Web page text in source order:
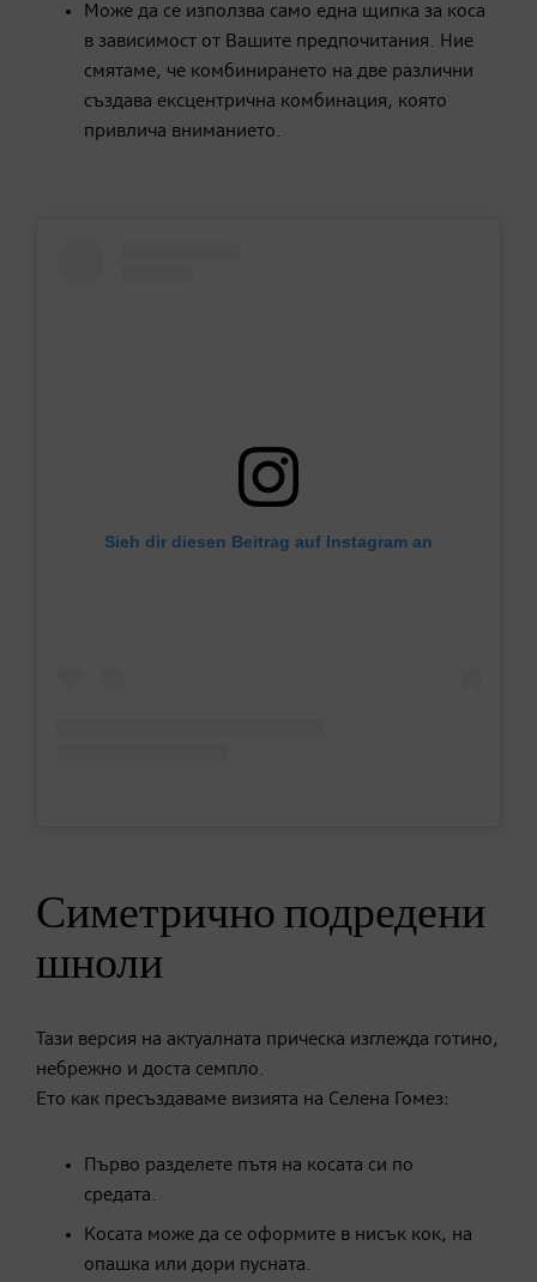
Може да се използва само една щипка за коса
в зависимост от Вашите предпочитания. Ние
смятаме, че комбинирането на две различни
създава ексцентрична комбинация, която
привлича вниманието.
Sieh dir diesen Beitrag auf Instagram an
Симетрично подредени
шноли
Тази версия на актуалната прическа изглежда готино,
небрежно и доста семпло.
Ето как пресъздаваме визията на Селена Гомез:
Първо разделете пътя на косата си по
средата.
Косата може да се оформите в нисък кок, на
опашка или дори пусната.